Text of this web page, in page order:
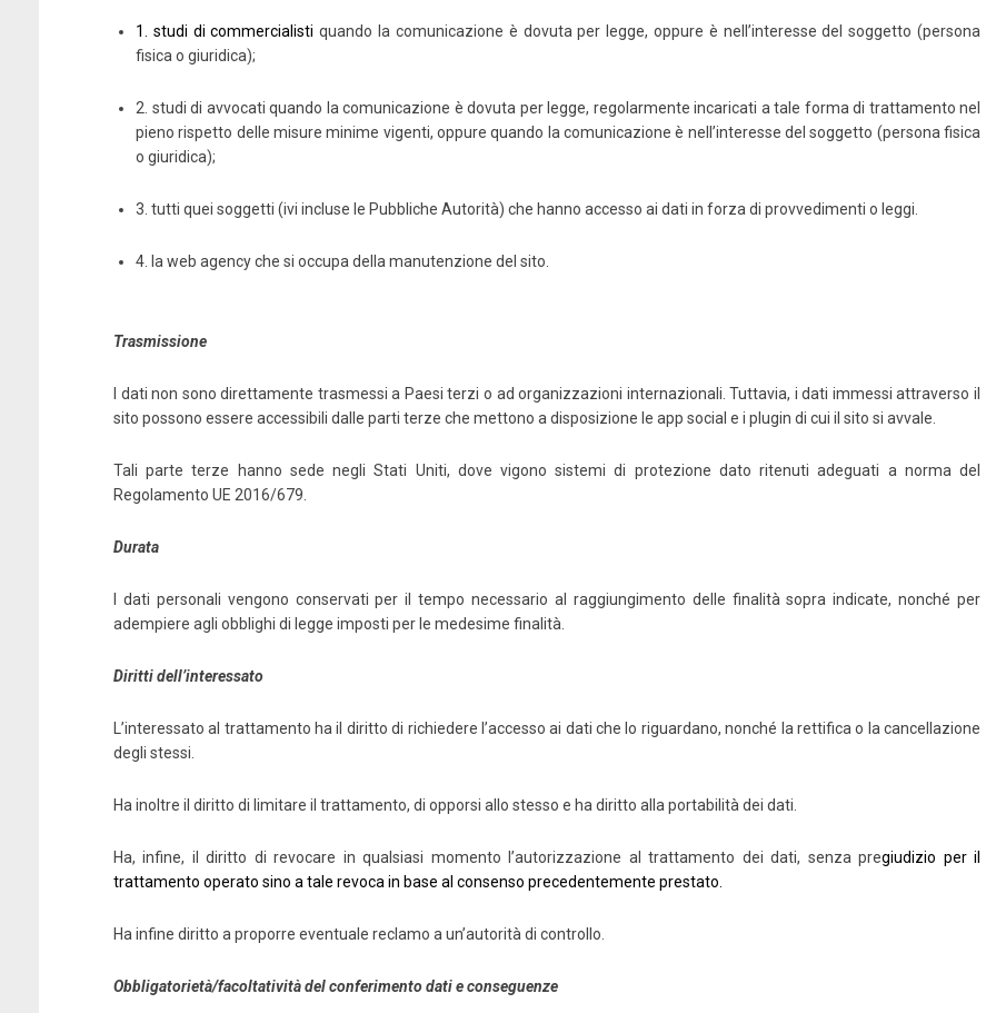
1. studi di commercialisti quando la comunicazione è dovuta per legge, oppure è nell’interesse del soggetto (persona
fisica o giuridica);
2. studi di avvocati quando la comunicazione è dovuta per legge, regolarmente incaricati a tale forma di trattamento nel
pieno rispetto delle misure minime vigenti, oppure quando la comunicazione è nell’interesse del soggetto (persona fisica
o giuridica);
3. tutti quei soggetti (ivi incluse le Pubbliche Autorità) che hanno accesso ai dati in forza di provvedimenti o leggi.
4. la web agency che si occupa della manutenzione del sito.
Trasmissione
I dati non sono direttamente trasmessi a Paesi terzi o ad organizzazioni internazionali. Tuttavia, i dati immessi attraverso il
sito possono essere accessibili dalle parti terze che mettono a disposizione le app social e i plugin di cui il sito si avvale.
Tali parte terze hanno sede negli Stati Uniti, dove vigono sistemi di protezione dato ritenuti adeguati a norma del
Regolamento UE 2016/679.
Durata
I dati personali vengono conservati per il tempo necessario al raggiungimento delle finalità sopra indicate, nonché per
adempiere agli obblighi di legge imposti per le medesime finalità.
Diritti dell’interessato
L’interessato al trattamento ha il diritto di richiedere l’accesso ai dati che lo riguardano, nonché la rettifica o la cancellazione
degli stessi.
Ha inoltre il diritto di limitare il trattamento, di opporsi allo stesso e ha diritto alla portabilità dei dati.
Ha, infine, il diritto di revocare in qualsiasi momento l’autorizzazione al trattamento dei dati, senza pregiudizio per il
trattamento operato sino a tale revoca in base al consenso precedentemente prestato.
Ha infine diritto a proporre eventuale reclamo a un’autorità di controllo.
Obbligatorietà/facoltatività del conferimento dati e conseguenze
MondadoriStore MondadoriStore